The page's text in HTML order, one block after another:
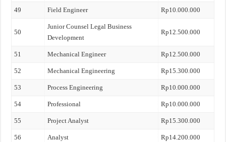
49 Field Engineer Rp10.000.000
50
Junior Counsel Legal Business
Development
Rp12.500.000
51 Mechanical Engineer Rp12.500.000
52 Mechanical Engineering Rp15.300.000
53 Process Engineering Rp10.000.000
54 Professional Rp10.000.000
55 Project Analyst Rp15.300.000
56 Analyst Rp14.200.000